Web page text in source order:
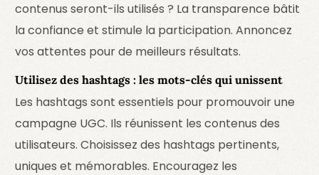
contenus seront-ils utilisés ? La transparence bâtit
la confiance et stimule la participation. Annoncez
vos attentes pour de meilleurs résultats.
Utilisez des hashtags : les mots-clés qui unissent
Les hashtags sont essentiels pour promouvoir une
campagne UGC. Ils réunissent les contenus des
utilisateurs. Choisissez des hashtags pertinents,
uniques et mémorables. Encouragez les